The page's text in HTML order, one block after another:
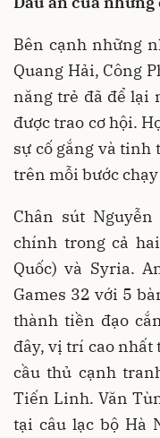
Bên cạnh những
Quang Hải, Công
năng trẻ đã để lại
được trao cơ hội.
sự cố gắng và
trên mỗi bước
Chân sút
chính trong cả
Quốc) và Syria.
Games 32 với 5
thành tiền đạo
đây, vị trí cao nhất
cầu thủ cạnh
Tiến Linh. Văn
tại câu lạc bộ Hà